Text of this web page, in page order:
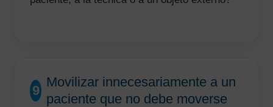
9
Movilizar innecesariamente a un
paciente que no debe moverse